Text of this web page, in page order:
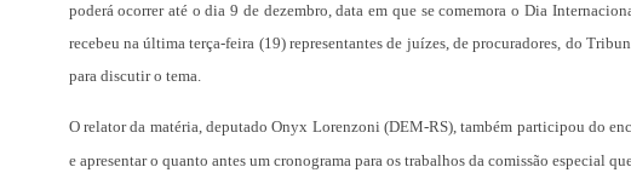
poderá ocorrer até o dia 9 de dezembro, data em que se comemora o Dia
recebeu na última terça-feira (19) representantes de juízes, de procuradores, do
para discutir o tema.
O relator da matéria, deputado Onyx Lorenzoni (DEM-RS), também participou do
e apresentar o quanto antes um cronograma para os trabalhos da comissão especial